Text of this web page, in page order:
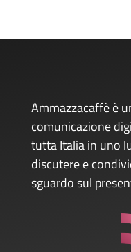
Ammazzacaffè è
comunicazione
tutta Italia in uno
discutere e
sguardo sul